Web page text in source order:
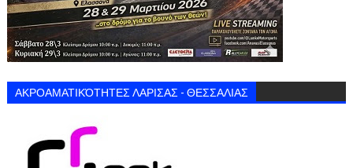
ΑΚΡΟΑΜΑΤΙΚΌΤΗΤΕΣ ΛΑΡΙΣΑΣ - ΘΕΣΣΑΛΙΑΣ